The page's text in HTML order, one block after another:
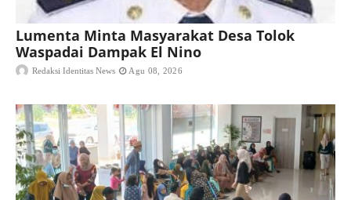
Lumenta Minta Masyarakat Desa Tolok
Waspadai Dampak El Nino
Redaksi Identitas News Agu 08, 2026